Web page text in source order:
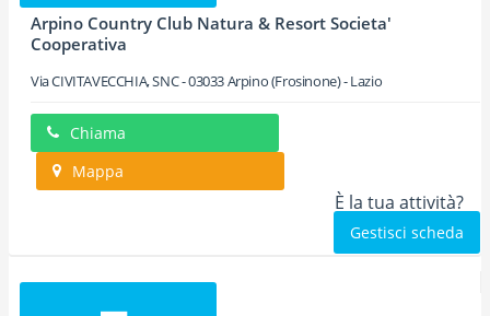
Arpino Country Club Natura & Resort Societa'
Cooperativa
Via CIVITAVECCHIA, SNC-03033Arpino(Frosinone) -Lazio
Chiama
Mappa
È la tua attività?
Gestisci scheda